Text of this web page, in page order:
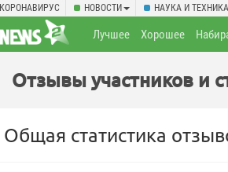
КОРОНАВИРУС НОВОСТИ НАУКА И ТЕХНИКА
Лучшее Хорошее
Отзывы участников и
Общая статистика